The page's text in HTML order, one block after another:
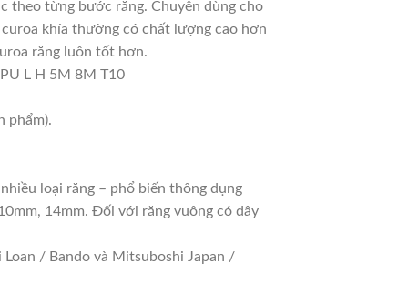
theo từng bước răng. Chuyên dùng cho
khía thường có chất lượng cao hơn
răng luôn tốt hơn.
L H 5M 8M T10
phẩm).
loại răng – phổ biến thông dụng
14mm. Đối với răng vuông có dây
/ Bando và Mitsuboshi Japan /